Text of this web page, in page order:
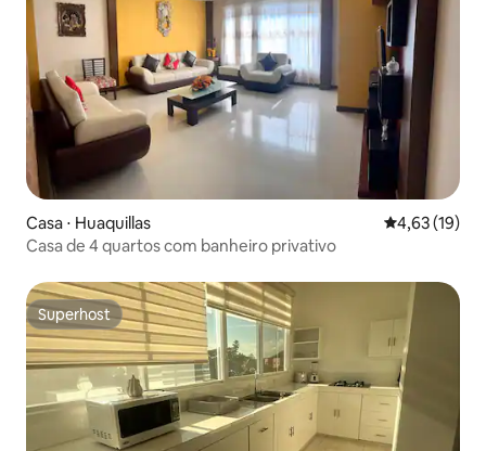
Casa ⋅ Huaquillas 4,63 de uma
4,63 (19)
Casa de 4 quartos com banheiro privativo
Superhost
Superhost